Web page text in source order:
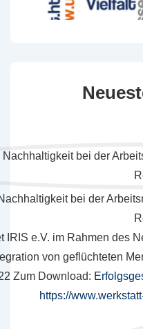
bei der
IRIS e.V. im Rahmen des
von geflüchteten
Zum Download:
https://